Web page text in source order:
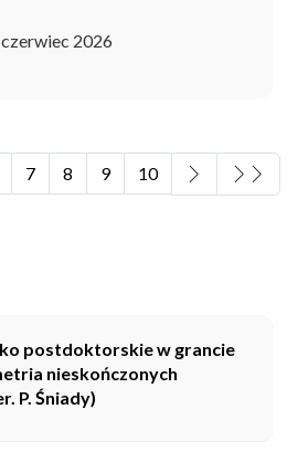
2026
Strona 1 z 11
7 8 9 10
postdoktorskie w grancie
nieskończonych
P. Śniady)